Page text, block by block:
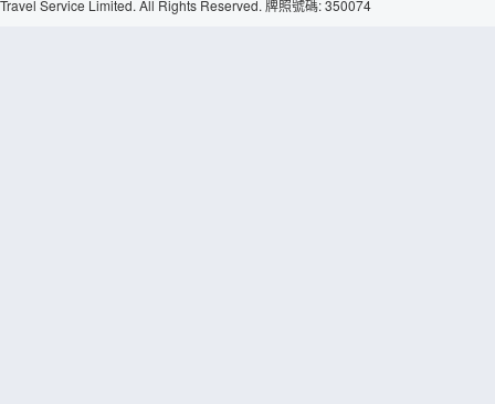
Travel Service Limited. All Rights Reserved. 牌照號碼: 350074